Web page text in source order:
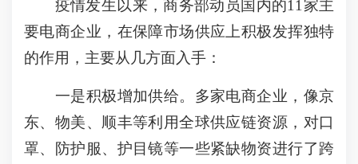
疫情发生以来，商务部动员国内的11家主
要电商企业，在保障市场供应上积极发挥独特
的作用，主要从几方面入手：
一是积极增加供给。多家电商企业，像京
东、物美、顺丰等利用全球供应链资源，对口
罩、防护服、护目镜等一些紧缺物资进行了跨